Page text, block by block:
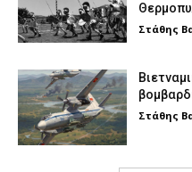
Στάθης
Στάθης